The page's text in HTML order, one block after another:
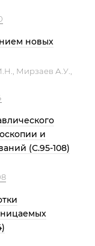
новых
Мирзаев А.У.,
и
(С.95-108)